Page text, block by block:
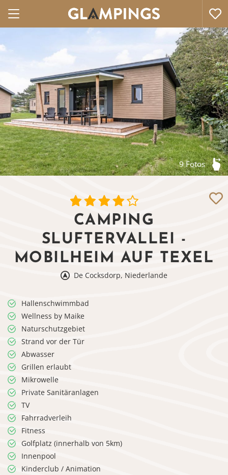
9 Fotos
CAMPING
SLUFTERVALLEI -
MOBILHEIM AUF TEXEL
De Cocksdorp, Niederlande
Hallenschwimmbad
Wellness by Maike
Naturschutzgebiet
Strand vor der Tür
Abwasser
Grillen erlaubt
Mikrowelle
Private Sanitäranlagen
TV
Fahrradverleih
Fitness
Golfplatz (innerhalb von 5km)
Innenpool
Kinderclub / Animation